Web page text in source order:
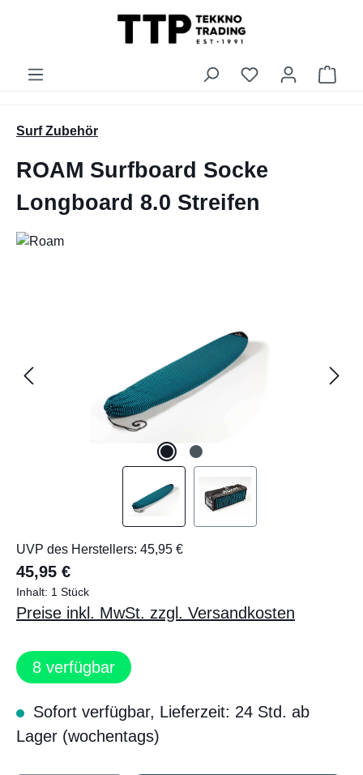
Du hast 0
Surf Zubehör
ROAM Surfboard Socke
Longboard 8.0 Streifen
UVP des Herstellers: 45,95 €
45,95 €
Inhalt: 1 Stück
Preise inkl. MwSt. zzgl. Versandkosten
8 verfügbar
Sofort verfügbar, Lieferzeit: 24 Std. ab
Lager (wochentags)